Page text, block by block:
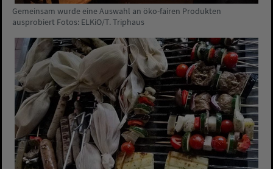
Gemeinsam wurde eine Auswahl an öko-fairen Produkten
ausprobiert Fotos: ELKiO/T. Triphaus